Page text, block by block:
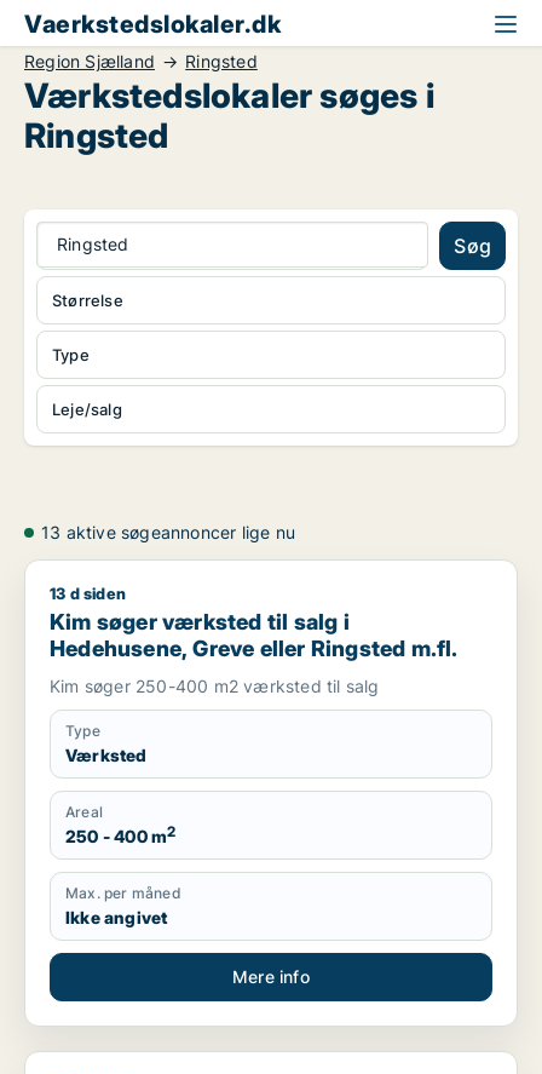
Vaerkstedslokaler.dk
Region Sjælland Ringsted
Værkstedslokaler søges i
Ringsted
Ringsted Søg
Type
Leje/salg
Størrelse
13 aktive søgeannoncer lige nu
Kim søger værksted til salg i Hedehusene, Greve eller
13 d siden
Kim søger værksted til salg i
Hedehusene, Greve eller Ringsted m.fl.
Kim søger 250-400 m2 værksted til salg
Type
Værksted
Areal
250 - 400 m2
Max. per måned
Ikke angivet
Mere info